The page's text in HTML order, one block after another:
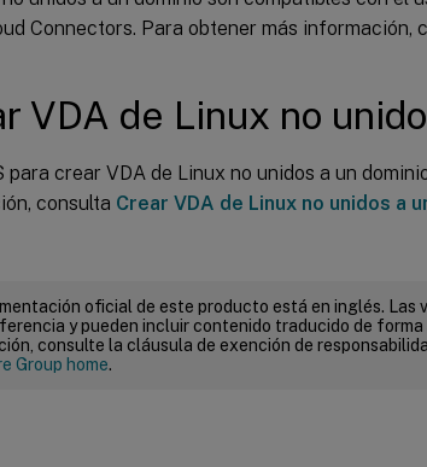
Connectors. Para obtener más información,
VDA de Linux no
para crear VDA de Linux no unidos a un
consulta Crear VDA de Linux no unidos a
oficial de este producto está en inglés. Las
y pueden incluir contenido traducido de
consulte la cláusula de exención de
Group home.